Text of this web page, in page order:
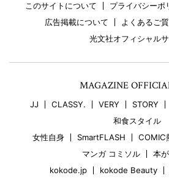
このサイトについて
プライバシーポ
広告掲載について
よくあるご
光文社オフィシャル
MAGAZINE
JJ CLASSY. VERY STORY
和食スタイル
女性自身
SmartFLASH COMIC
マンガ コミソル
本が
kokode.jp
kokode Beauty